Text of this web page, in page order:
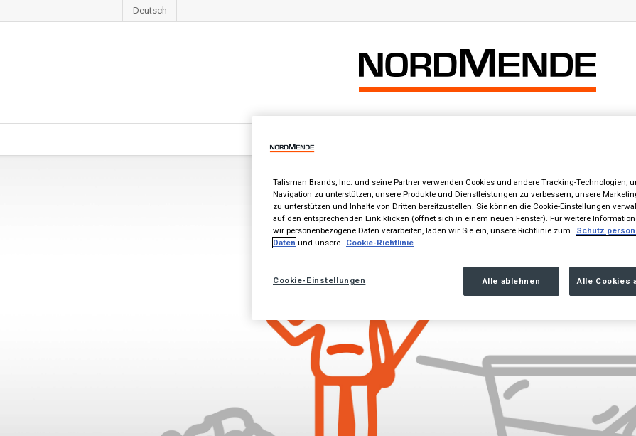
Deutsch
Talisman Brands, Inc. und seine Partner verwenden Cookies und andere Tracking-Technologien,
Navigation zu unterstützen, unsere Produkte und Dienstleistungen zu verbessern, unsere
zu unterstützen und Inhalte von Dritten bereitzustellen. Sie können die Cookie-Einstellungen
auf den entsprechenden Link klicken (öffnet sich in einem neuen Fenster). Für weitere
wir personenbezogene Daten verarbeiten, laden wir Sie ein, unsere Richtlinie zum
Schutz
Daten und unsere Cookie-Richtlinie.
Alle ablehnen Alle Cookies
Cookie-Einstellungen